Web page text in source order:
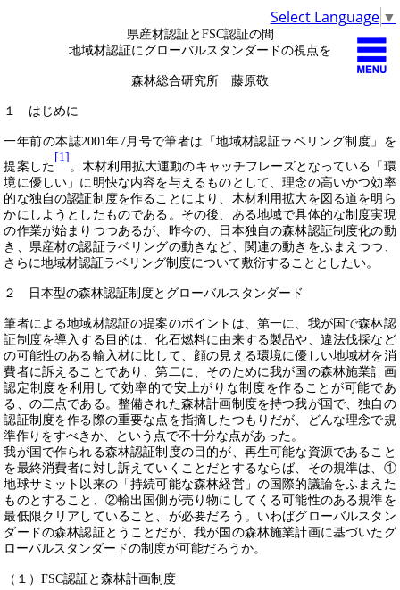
Select Language ▼
県産材認証と FSC認証の間
地域材認証にグローバルスタンダードの視点を
森林総合研究所 藤原敬
１ はじめに
一年前の本誌2001年7月号で筆者は「地域材認証ラベリング制度」を
提案した
[1]
。木材利用拡大運動のキャッチフレーズとなっている「環
境に優しい」に明快な内容を与えるものとして、理念の高いかつ効率
的な独自の認証制度を作ることにより、木材利用拡大を図る道を明ら
かにしようとしたものである。その後、ある地域で具体的な制度実現
の作業が始まりつつあるが、昨今の、日本独自の森林認証制度化の動
き、県産材の認証ラベリングの動きなど、関連の動きをふまえつつ、
さらに地域材認証ラベリング制度について敷衍することとしたい。
２ 日本型の森林認証制度とグローバルスタンダード
筆者による地域材認証の提案のポイントは、第一に、我が国で森林認
証制度を導入する目的は、化石燃料に由来する製品や、違法伐採など
の可能性のある輸入材に比して、顔の見える環境に優しい地域材を消
費者に訴えることであり、第二に、そのために我が国の森林施業計画
認定制度を利用して効率的で安上がりな制度を作ることが可能であ
る、の二点である。整備された森林計画制度を持つ我が国で、独自の
認証制度を作る際の重要な点を指摘したつもりだが、どんな理念で規
準作りをすべきか、という点で不十分な点があった。
我が国で作られる森林認証制度の目的が、再生可能な資源であること
を最終消費者に対し訴えていくことだとするならば、その規準は、①
地球サミット以来の「持続可能な森林経営」の国際的議論をふまえた
ものとすること、②輸出国側が売り物にしてくる可能性のある規準を
最低限クリアしていること、が必要だろう。いわばグローバルスタン
ダードの森林認証とうことだが、我が国の森林施業計画に基づいたグ
ローバルスタンダードの制度が可能だろうか。
（１）FSC認証と森林計画制度